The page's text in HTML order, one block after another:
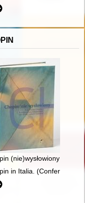
: wspomnienia z
(nie)wysłowiony :
in Italia. (Conferenze
życia i przyjaźni z